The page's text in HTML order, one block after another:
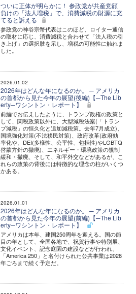
ついに正体が明らかに！ 参政党が共産党顔
負けの「法人増税」で、消費減税の財源に充
てると訴える
参政党の神谷宗幣代表はこのほど、ロイター通信
の取材に応じ、消費減税と合わせて「法人税の引
き上げ」の選択肢を示し、増税の可能性に触れま
した。
2026.01.02
2026年はどんな年になるのか。 ─ アメリカ
の首都から見た今年の展望(後編)【─The Lib
erty─ワシントン・レポート】
前編でお伝えしたように、トランプ政権の政策と
して、関税政策以外に、大型減税法案(「トラン
プ減税」の恒久化と追加減税策。去年7月成立)、
国境強化対策(不法移民対策)、政府改革(政府効
率化や、DEI(多様性、公平性、包括性)やLGBTQ
啓蒙方針の撤廃)、エネルギー・環境政策の規制
緩和・撤廃、そして、和平外交などがあるが、こ
れらの政策の背後には特徴的な理念の柱がいくつ
かある。
2026.01.01
2026年はどんな年になるのか。 ─ アメリカ
の首都から見た今年の展望(前編)【─The Lib
erty─ワシントン・レポート】
アメリカは本年、建国250周年を迎える。国の節
目の年として、全国各地で、祝賀行事や特別展、
文化イベント、記念庭園の建設などが行われ、
「America 250」と名付けられた公共事業は2028
年ごろまで続く予定だ。